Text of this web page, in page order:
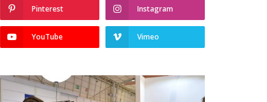
Pinterest Instagram
YouTube Vimeo